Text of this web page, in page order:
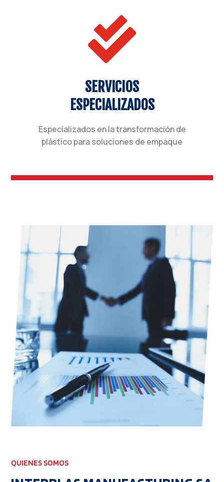

SERVICIOS
ESPECIALIZADOS
Especializados en la transformación de
plástico para soluciones de empaque
QUIENES SOMOS